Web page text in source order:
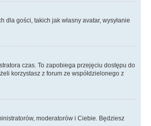
gości, takich jak własny avatar, wysyłanie
czas. To zapobiega przejęciu dostępu do
korzystasz z forum ze współdzielonego z
moderatorów i Ciebie. Będziesz